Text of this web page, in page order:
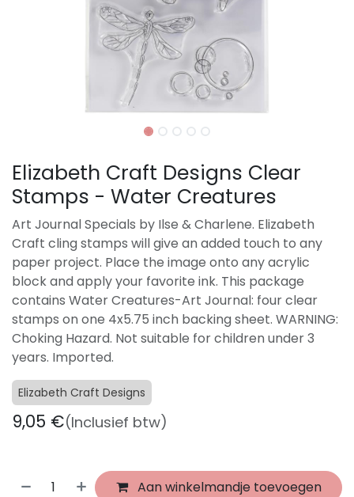
Elizabeth Craft Designs Clear
Stamps - Water Creatures
Art Journal Specials by Ilse & Charlene. Elizabeth
Craft cling stamps will give an added touch to any
paper project. Place the image onto any acrylic
block and apply your favorite ink. This package
contains Water Creatures-Art Journal: four clear
stamps on one 4x5.75 inch backing sheet. WARNING:
Choking Hazard. Not suitable for children under 3
years. Imported.
Elizabeth Craft Designs
9,05 €(Inclusief btw)
Aan winkelmandje toevoegen